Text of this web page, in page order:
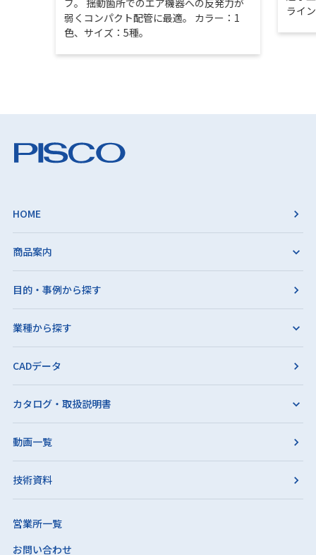
ブ。 揺動箇所でのエア機器への反発力が
弱くコンパクト配管に最適。 カラー：1
色、サイズ：5種。
ライ
HOME
商品案内
目的・事例から探す
業種から探す
CADデータ
カタログ・取扱説明書
動画一覧
技術資料
営業所一覧
お問い合わせ